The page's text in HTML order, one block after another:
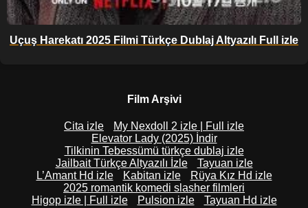
Uçuş Harekatı 2025 Filmi Türkçe Dublaj Altyazılı Full izle
Film Arşivi
Cita izle
My Nexdoll 2 izle | Full izle
Elevator Lady (2025) İndir
Tilkinin Tebessümü türkçe dublaj izle
Jailbait Türkçe Altyazılı İzle
Tayuan izle
L’Amant Hd izle
Kabitan izle
Rüya Kız Hd izle
2025 romantik komedi slasher filmleri
Higop izle | Full izle
Pulsion izle
Tayuan Hd izle